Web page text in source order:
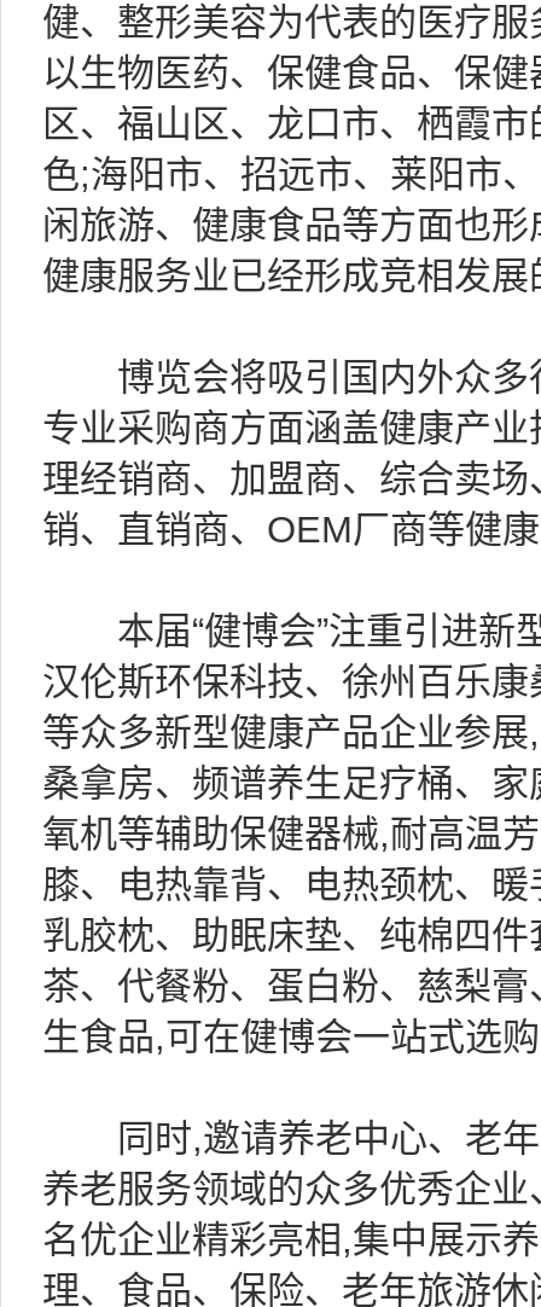
健、整形美容为代表的医疗
以生物医药、保健食品、保
区、福山区、龙口市、栖霞
色;海阳市、招远市、莱阳市
闲旅游、健康食品等方面也
健康服务业已经形成竞相发展
博览会将吸引国内外众多
专业采购商方面涵盖健康产
理经销商、加盟商、综合卖
销、直销商、OEM厂商等健
本届“健博会”注重引进新
汉伦斯环保科技、徐州百乐
等众多新型健康产品企业参
桑拿房、频谱养生足疗桶、
氧机等辅助保健器械,耐高温
膝、电热靠背、电热颈枕、
乳胶枕、助眠床垫、纯棉四
茶、代餐粉、蛋白粉、慈梨
生食品,可在健博会一站式选
同时,邀请养老中心、老年
养老服务领域的众多优秀企
名优企业精彩亮相,集中展示
理、食品、保险、老年旅游